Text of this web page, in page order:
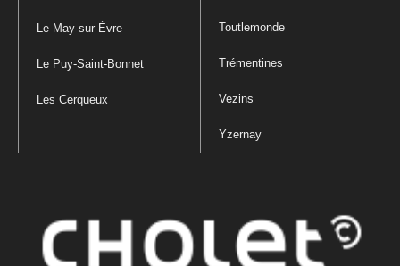
Le May-sur-Èvre
Le Puy-Saint-Bonnet
Les Cerqueux
Toutlemonde
Trémentines
Vezins
Yzernay